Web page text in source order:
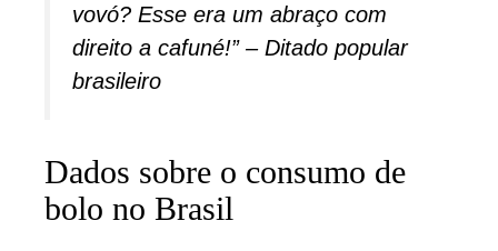
vovó? Esse era um abraço com
direito a cafuné!” – Ditado popular
brasileiro
Dados sobre o consumo de
bolo no Brasil